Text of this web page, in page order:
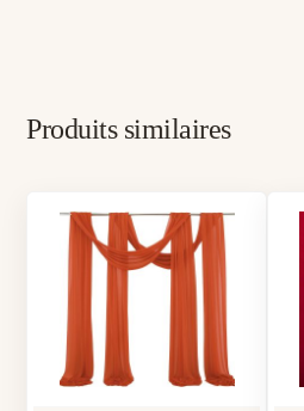
Produits similaires